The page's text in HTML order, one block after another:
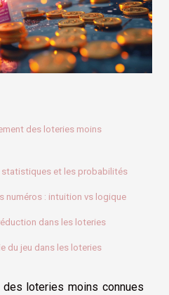
des loteries moins
statistiques et les probabilités
numéros : intuition vs logique
dans les loteries
du jeu dans les loteries
loteries moins connues